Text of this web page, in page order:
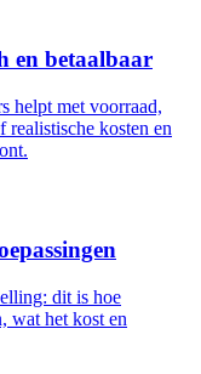
en betaalbaar
helpt met voorraad,
realistische kosten en
dit is hoe
wat het kost en